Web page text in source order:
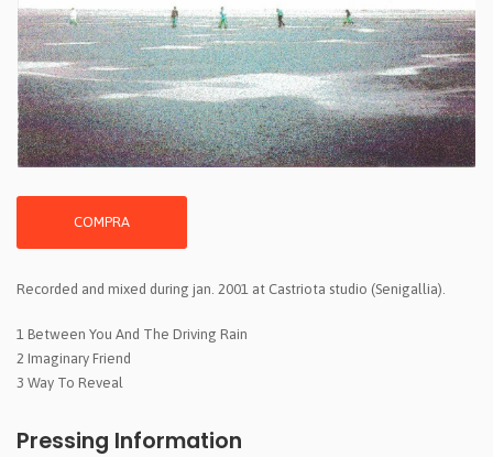
COMPRA
Recorded and mixed during jan. 2001 at Castriota studio (Senigallia).
1 Between You And The Driving Rain
2 Imaginary Friend
3 Way To Reveal
Pressing Information